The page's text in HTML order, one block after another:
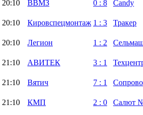
20:10 ВВМЗ 0 : 8
Candy
20:10 Кировспецмонтаж 1 : 3
Тракер
20:10 Легион 1 : 2
21:10 АВИТЕК 3 : 1
21:10 Вятич 7 : 1
21:10 КМП 2 : 0
Салют